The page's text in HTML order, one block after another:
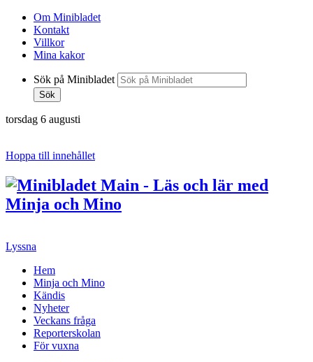
Om Minibladet
Kontakt
Villkor
Mina kakor
Sök på Minibladet
Sök
torsdag 6 augusti
Hoppa till innehållet
Lyssna
Hem
Minja och Mino
Kändis
Nyheter
Veckans fråga
Reporterskolan
För vuxna